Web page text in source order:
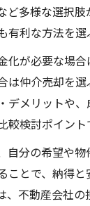
ど多様な選択
有利な方法を選
化が必要な場
は仲介売却を選
デメリットや
検討ポイント
自分の希望や
ことで、納得
、不動産会社